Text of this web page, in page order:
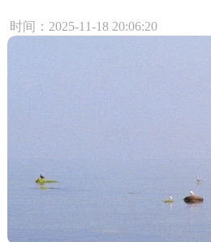
时间：2025-11-18 20:06:20